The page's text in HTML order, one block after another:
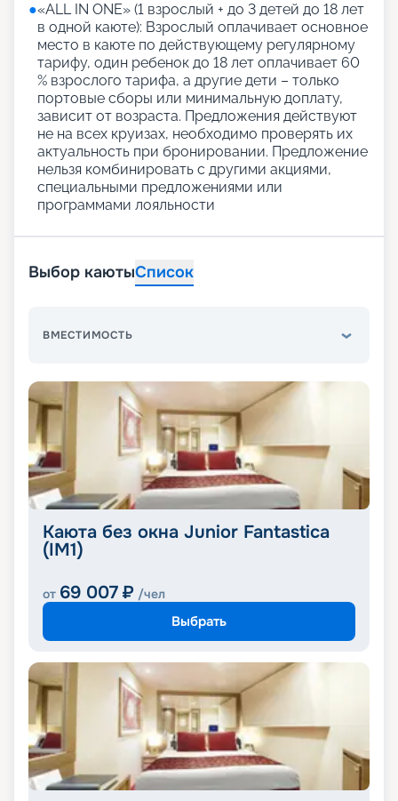
●«АLL IN ONE» (1 взрослый + до 3 детей до 18 лет
в одной каюте): Взрослый оплачивает основное
место в каюте по действующему регулярному
тарифу, один ребенок до 18 лет оплачивает 60
% взрослого тарифа, а другие дети – только
портовые сборы или минимальную доплату,
зависит от возраста. Предложения действуют
не на всех круизах, необходимо проверять их
актуальность при бронировании. Предложение
нельзя комбинировать с другими акциями,
специальными предложениями или
программами лояльности
Выбор каютыСписок
ВМЕСТИМОСТЬ
Каюта без окна Junior Fantastica
(IM1)
от 69 007 ₽ /чел
Выбрать